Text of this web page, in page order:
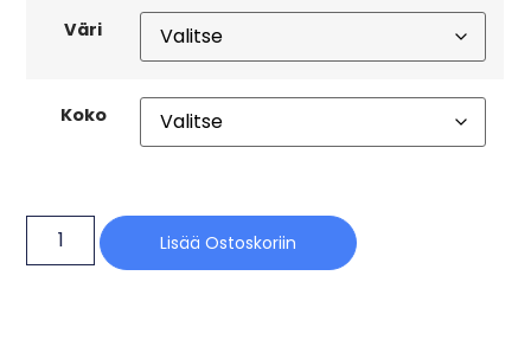
Väri
Koko
Lisää Ostoskoriin